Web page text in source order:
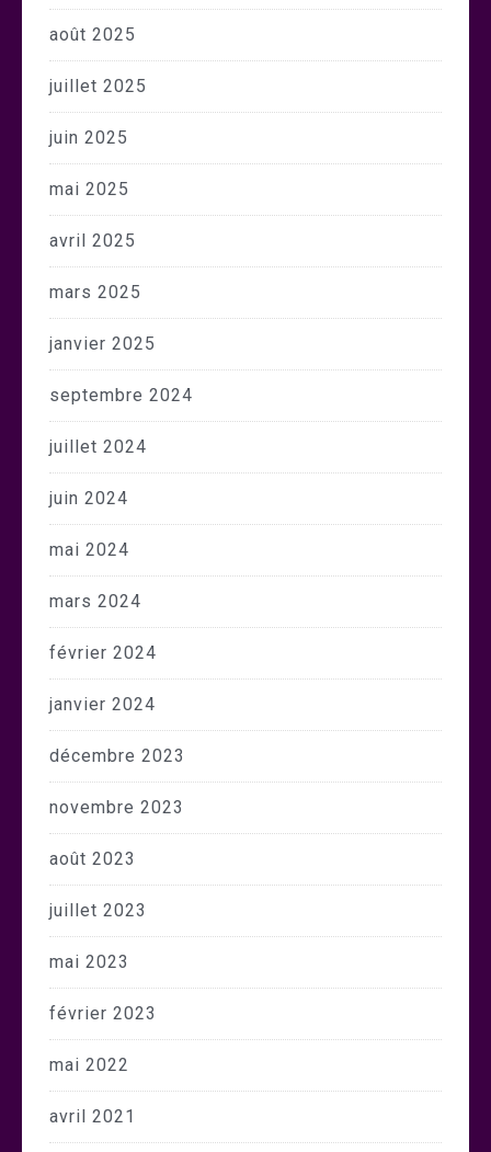
août 2025
juillet 2025
juin 2025
mai 2025
avril 2025
mars 2025
janvier 2025
septembre 2024
juillet 2024
juin 2024
mai 2024
mars 2024
février 2024
janvier 2024
décembre 2023
novembre 2023
août 2023
juillet 2023
mai 2023
février 2023
mai 2022
avril 2021